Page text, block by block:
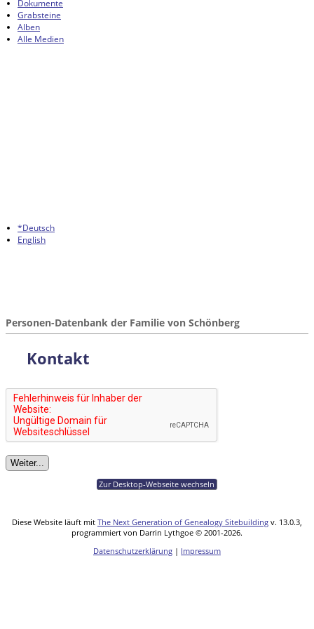
Dokumente
Grabsteine
Alben
Alle Medien
*Deutsch
English
Personen-Datenbank der Familie von Schönberg
Kontakt
Zur Desktop-Webseite wechseln
Diese Website läuft mit The Next Generation of Genealogy Sitebuilding v. 13.0.3,
programmiert von Darrin Lythgoe © 2001-2026.
Datenschutzerklärung | Impressum